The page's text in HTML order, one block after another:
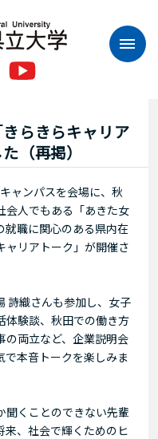
らきらキャリア
（再掲）
ャンパスを会場に、秋
会人でもある「あきた女
就職に関心のある県内在
ャリアトーク」が開催さ
詩織さんも参加し、女子
体験談、秋田での働き方
の両立など、企業説明会
で本音トークを楽しみま
くことのできない先輩
来、社会で輝くためのヒ